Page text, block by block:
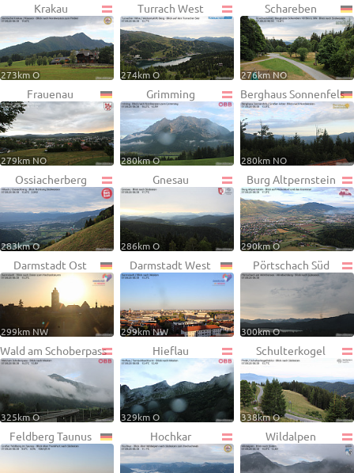
Krakau
273km O
Turrach West
274km O
Schareben
276km NO
Frauenau
279km NO
Grimming
280km O
Berghaus Sonnenfels
280km NO
Ossiacherberg
283km O
Gnesau
286km O
Burg Altpernstein
290km O
Darmstadt Ost
299km NW
Darmstadt West
299km NW
Pörtschach Süd
300km O
Wald am Schoberpass
325km O
Hieflau
329km O
Schulterkogel
338km O
Feldberg Taunus Hochkar Wildalpen